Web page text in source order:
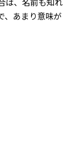
、あまり意味が